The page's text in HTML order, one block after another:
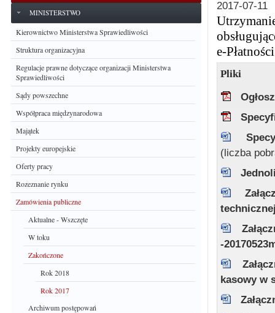
MINISTERSTWO
Kierownictwo Ministerstwa Sprawiedliwości
Struktura organizacyjna
Regulacje prawne dotyczące organizacji Ministerstwa
Sprawiedliwości
Sądy powszechne
Współpraca międzynarodowa
Majątek
Projekty europejskie
Oferty pracy
Rozeznanie rynku
Zamówienia publiczne
Aktualne - Wszczęte
W toku
Zakończone
Rok 2018
Rok 2017
Archiwum postępowań
2017-07-11
e-Płatności
Pliki
(liczba
-
kasowy w